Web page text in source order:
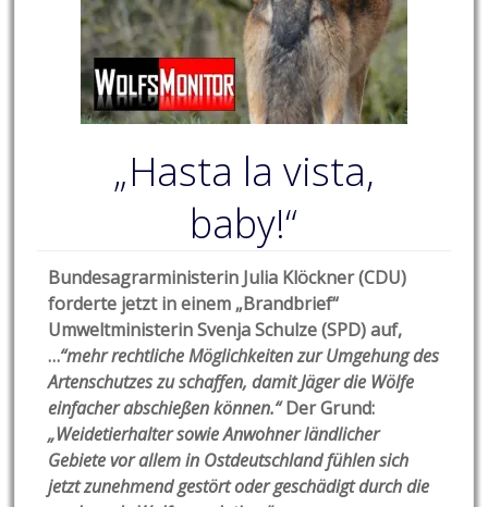
„Hasta la vista,
baby!“
Bundesagrarministerin Julia Klöckner (CDU)
forderte jetzt in einem „Brandbrief“
Umweltministerin Svenja Schulze (SPD) auf,
…“mehr rechtliche Möglichkeiten zur Umgehung des
Artenschutzes zu schaffen, damit Jäger die Wölfe
einfacher abschießen können.“Der Grund:
„Weidetierhalter sowie Anwohner ländlicher
Gebiete vor allem in Ostdeutschland fühlen sich
jetzt zunehmend gestört oder geschädigt durch die